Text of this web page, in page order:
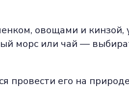
овощами и кинзой,
морс или чай —
провести его на